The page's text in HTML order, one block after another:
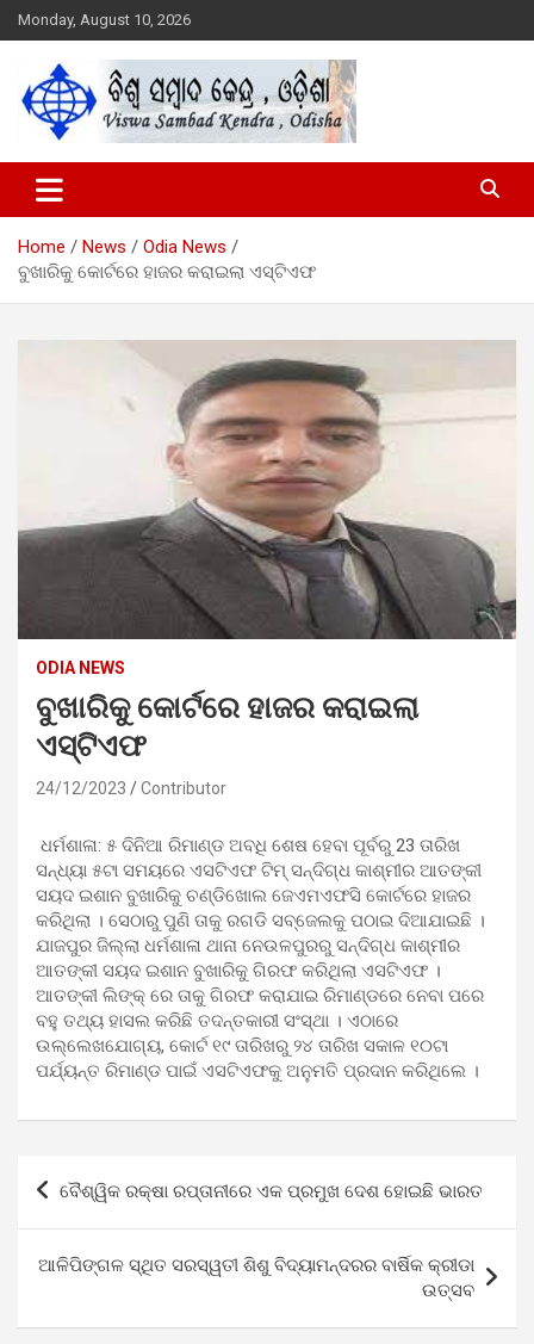
Skip
to
content
Monday, August 10, 2026
ବିଶ୍ୱ ସମ୍ବାଦ କେନ୍ଦ୍ର ଓଡିଶା
Home News
Odia News
ବୁଖାରିକୁ କୋର୍ଟରେ ହାଜର କରାଇଲା ଏସ୍‌ଟିଏଫ
ODIA NEWS
ବୁଖାରିକୁ କୋର୍ଟରେ ହାଜର କରାଇଲା
ଏସ୍‌ଟିଏଫ
24/12/2023 Contributor
ଧର୍ମଶାଳା: ୫ ଦିନିଆ ରିମାଣ୍ଡ ଅବଧି ଶେଷ ହେବା ପୂର୍ବରୁ 23 ତାରିଖ
ସନ୍ଧ୍ୟା ୫ଟା ସମୟରେ ଏସଟିଏଫ ଟିମ୍ ସନ୍ଦିଗ୍ଧ କାଶ୍ମୀର ଆତଙ୍କୀ
ସୟଦ ଇଶାନ ବୁଖାରିକୁ ଚଣ୍ଡିଖୋଲ ଜେଏମଏଫସି କୋର୍ଟରେ ହାଜର
କରିଥିଲା । ସେଠାରୁ ପୁଣି ତାକୁ ରଗଡି ସବ୍‌ଜେଲକୁ ପଠାଇ ଦିଆଯାଇଛି ।
ଯାଜପୁର ଜିଲ୍ଲା ଧର୍ମଶାଳା ଥାନା ନେଉଳପୁରରୁ ସନ୍ଦିଗ୍ଧ କାଶ୍ମୀର
ଆତଙ୍କୀ ସୟଦ ଇଶାନ ବୁଖାରିକୁ ଗିରଫ କରିଥିଲା ଏସଟିଏଫ ।
ଆତଙ୍କୀ ଲିଙ୍କ୍ ରେ ତାକୁ ଗିରଫ କରାଯାଇ ରିମାଣ୍ଡରେ ନେବା ପରେ
ବହୁ ତଥ୍ୟ ହାସଲ କରିଛି ତଦନ୍ତକାରୀ ସଂସ୍ଥା । ଏଠାରେ
ଉଲ୍ଲେଖଯୋଗ୍ୟ, କୋର୍ଟ ୧୯ ତାରିଖରୁ ୨୪ ତାରିଖ ସକାଳ ୧୦ଟା
ପର୍ଯ୍ୟନ୍ତ ରିମାଣ୍ଡ ପାଇଁ ଏସଟିଏଫକୁ ଅନୁମତି ପ୍ରଦାନ କରିଥିଲେ ।
Post
navigation
ବୈଶ୍ୱିକ ରକ୍ଷା ରପ୍ତାନୀରେ ଏକ ପ୍ରମୁଖ ଦେଶ ହୋଇଛି ଭାରତ
ଆଳିପିଙ୍ଗଳ ସ୍ଥିତ ସରସ୍ୱତୀ ଶିଶୁ ବିଦ୍ୟାମନ୍ଦରର ବାର୍ଷିକ କ୍ରୀଡା
ଉତ୍ସବ